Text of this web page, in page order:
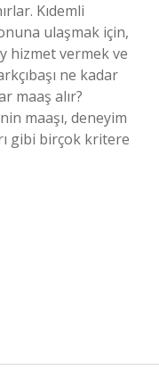
Kıdemli
ulaşmak için,
hizmet vermek ve
ne kadar
maaş alır?
maaşı, deneyim
gibi birçok kritere